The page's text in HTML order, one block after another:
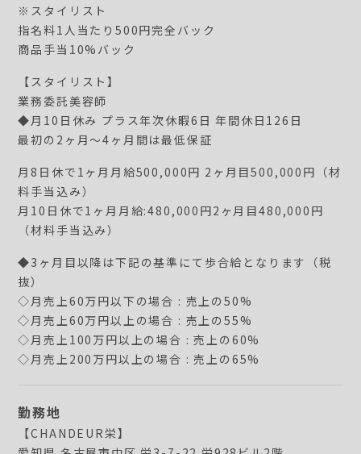
※スタイリスト
指名料1人当たり500円完全バック
商品手当10%バック
【スタイリスト】
業務委託美容師
◆月10日休み プラス年次休暇6日 年間休日126日
最初の2ヶ月～4ヶ月間は最低保証
月8日休で1ヶ月月給500,000円 2ヶ月目500,000円（材
料手当込み）
月10日休で1ヶ月月給:480,000円2ヶ月目480,000円
（材料手当込み）
◆3ヶ月目以降は下記の基準にて歩合給となります（税
抜）
◇月売上60万円以下の場合 : 売上の50%
◇月売上60万円以上の場合 : 売上の55%
◇月売上100万円以上の場合 : 売上の60%
◇月売上200万円以上の場合 : 売上の65%
勤務地
【CHANDEUR栄】